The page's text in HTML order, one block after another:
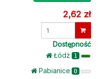
2,62 zł
Dostępność
Łódż 1
Pabianice 0